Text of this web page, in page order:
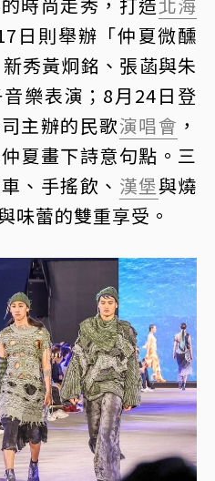
日則舉辦「仲夏微醺
秀黃炯銘、張菡與朱
樂表演；8月24日登
主辦的民歌演唱會 ，
夏畫下詩意句點。三
、手搖飲、 漢堡與燒
味蕾的雙重享受。